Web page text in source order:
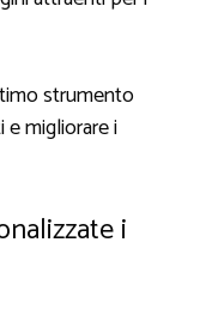
strumento
migliorare i
i